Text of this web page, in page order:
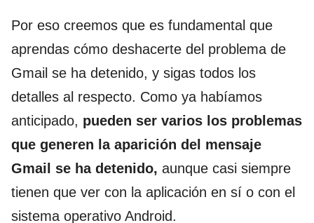
Por eso creemos que es fundamental que
aprendas cómo deshacerte del problema de
Gmail se ha detenido, y sigas todos los
detalles al respecto. Como ya habíamos
anticipado, pueden ser varios los problemas
que generen la aparición del mensaje
Gmail se ha detenido, aunque casi siempre
tienen que ver con la aplicación en sí o con el
sistema operativo Android.